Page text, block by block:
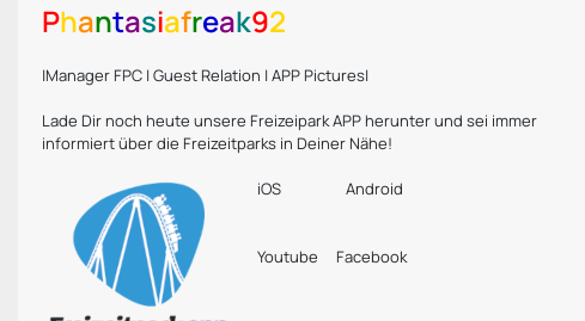
Phantasiafreak92
|Manager FPC | Guest Relation | APP Pictures|
Lade Dir noch heute unsere Freizeipark APP herunter und sei immer
informiert über die Freizeitparks in Deiner Nähe!
iOS Android
Youtube Facebook